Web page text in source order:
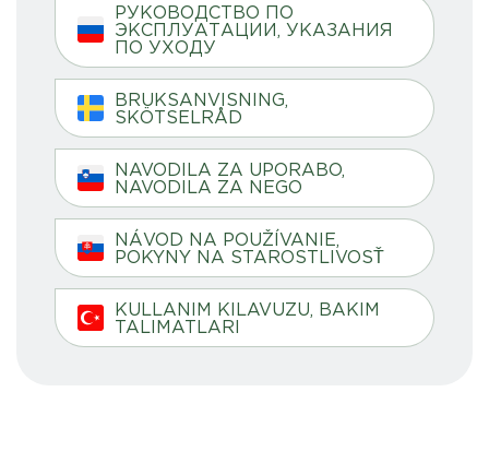
РУКОВОДСТВО ПО
ЭКСПЛУАТАЦИИ, УКАЗАНИЯ
ПО УХОДУ
BRUKSANVISNING,
SKÖTSELRÅD
NAVODILA ZA UPORABO,
NAVODILA ZA NEGO
NÁVOD NA POUŽÍVANIE,
POKYNY NA STAROSTLIVOSŤ
KULLANIM KILAVUZU, BAKIM
TALIMATLARI